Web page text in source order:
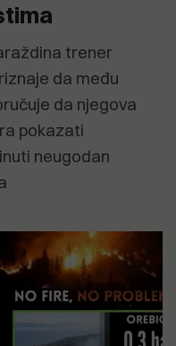
trener
da među
da njegova
pokazati
neugodan